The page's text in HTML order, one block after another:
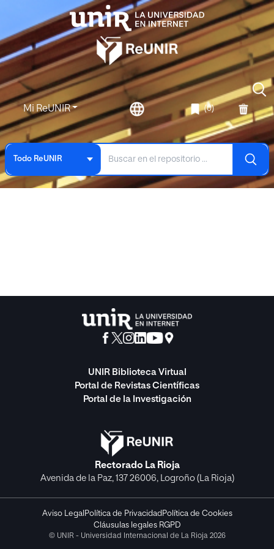
Mi ReUNIR (0)
Todo ReUNIR
UNIR Biblioteca Virtual
Portal de Revistas Científicas
Portal de la Investigación
Rectorado La Rioja
Avenida de la Paz, 137 26006, Logroño (La Rioja)
Aviso Legal Política de Privacidad Política de Cookies
Cláusulas legales RGPD
© UNIR - Universidad Internacional de La Rioja 2026